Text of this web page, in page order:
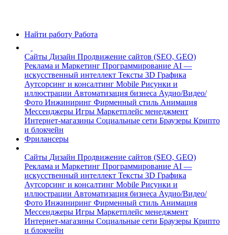
Найти работу Работа
Сайты Дизайн Продвижение сайтов (SEO, GEO)
Реклама и Маркетинг Программирование AI —
искусственный интеллект Тексты 3D Графика
Аутсорсинг и консалтинг Mobile Рисунки и
иллюстрации Автоматизация бизнеса Аудио/Видео/
Фото Инжиниринг Фирменный стиль Анимация
Мессенджеры Игры Маркетплейс менеджмент
Интернет-магазины Социальные сети Браузеры Крипто
и блокчейн
Фрилансеры
Сайты Дизайн Продвижение сайтов (SEO, GEO)
Реклама и Маркетинг Программирование AI —
искусственный интеллект Тексты 3D Графика
Аутсорсинг и консалтинг Mobile Рисунки и
иллюстрации Автоматизация бизнеса Аудио/Видео/
Фото Инжиниринг Фирменный стиль Анимация
Мессенджеры Игры Маркетплейс менеджмент
Интернет-магазины Социальные сети Браузеры Крипто
и блокчейн